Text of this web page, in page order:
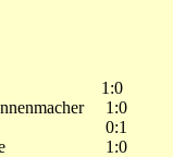
Lukic 1:0
1:0
Eis 0:1
Hanke 1:0